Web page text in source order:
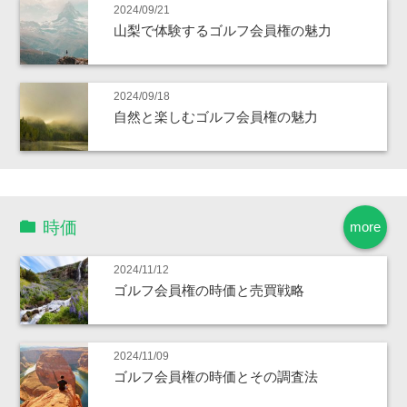
2024/09/21
山梨で体験するゴルフ会員権の魅力
2024/09/18
自然と楽しむゴルフ会員権の魅力
more
時価
2024/11/12
ゴルフ会員権の時価と売買戦略
2024/11/09
ゴルフ会員権の時価とその調査法